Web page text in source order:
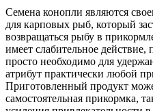
Семена конопли являются
для карповых рыб, который
возвращаться рыбу в
имеет слабительное действие,
просто необходимо для
атрибут практически любой
Приготовленный продукт
самостоятельная прикормка,